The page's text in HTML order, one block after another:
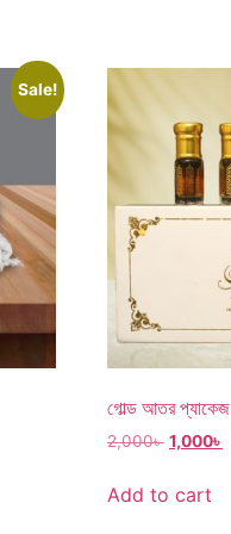
Sale!
গোল্ড আতর প্যাকেজ
2,000৳ Original
was:
1,000৳
Add to cart